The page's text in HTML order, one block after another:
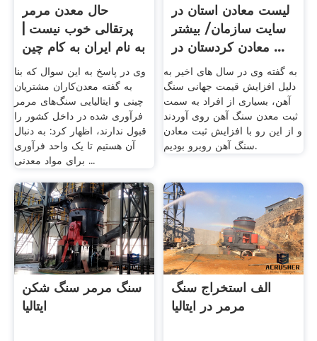
حال معدن مرمر
پرتقالی خوب نیست |
به نام ایران به کام چین
...
وی در پاسخ به این سوال که بنا
به گفته معدن‌کاران مشتریان
چینی و ایتالیایی سنگ‌های مرمر
فرآوری شده در داخل کشور را
قبول ندارند، اظهار کرد: به دنبال
آن هستیم تا یک واحد فرآوری
برای مواد معدنی ...
لیست معادن استان در
سایت سازمان/ بیشتر
معادن كردستان در ...
به گفته وی در سال های اخیر به
دلیل افزایش قیمت جهانی سنگ
آهن، بسیاری از افراد به سمت
ثبت معدن سنگ آهن روی آوردند
و از این رو با افزایش ثبت معادن
سنگ آهن روبرو بودیم.
سنگ مرمر سنگ شکن
ایتالیا
الف استخراج سنگ